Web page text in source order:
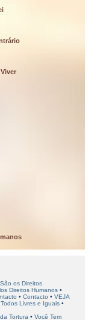
os Direitos
Direitos Humanos
Contacto
VEJA
Livres e Iguais
Tortura Você Tem